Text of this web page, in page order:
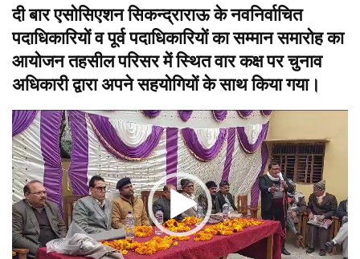
दी बार एसोसिएशन सिकन्द्राराऊ के नवनिर्वाचित
पदाधिकारियों व पूर्व पदाधिकारियों का सम्मान समारोह का
आयोजन तहसील परिसर में स्थित वार कक्ष पर चुनाव
अधिकारी द्वारा अपने सहयोगियों के साथ किया गया।
वीडियो
प्लेयर